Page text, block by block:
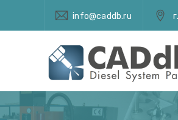
info@caddb.ru